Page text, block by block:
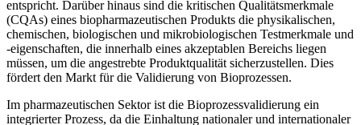
entspricht. Darüber hinaus sind die kritischen Qualitätsmerkmale
(CQAs) eines biopharmazeutischen Produkts die physikalischen,
chemischen, biologischen und mikrobiologischen Testmerkmale und
-eigenschaften, die innerhalb eines akzeptablen Bereichs liegen
müssen, um die angestrebte Produktqualität sicherzustellen. Dies
fördert den Markt für die Validierung von Bioprozessen.
Im pharmazeutischen Sektor ist die Bioprozessvalidierung ein
integrierter Prozess, da die Einhaltung nationaler und internationaler